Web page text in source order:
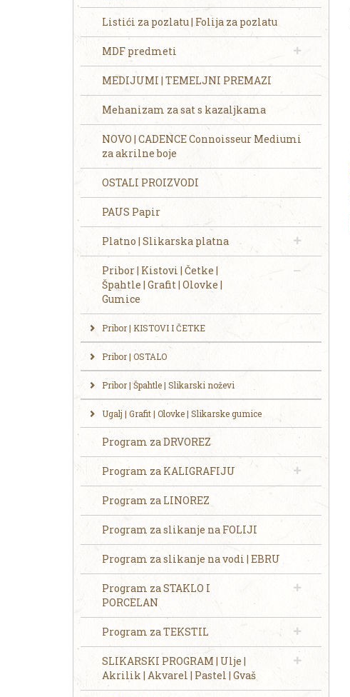
Listići za pozlatu | Folija za pozlatu
MDF predmeti
MEDIJUMI | TEMELJNI PREMAZI
Mehanizam za sat s kazaljkama
NOVO | CADENCE Connoisseur Mediumi
za akrilne boje
OSTALI PROIZVODI
PAUS Papir
Platno | Slikarska platna
Pribor | Kistovi | Četke |
Špahtle | Grafit | Olovke |
Gumice
Pribor | KISTOVI I ČETKE
Pribor | OSTALO
Pribor | Špahtle | Slikarski noževi
Ugalj | Grafit | Olovke | Slikarske gumice
Program za DRVOREZ
Program za KALIGRAFIJU
Program za LINOREZ
Program za slikanje na FOLIJI
Program za slikanje na vodi | EBRU
Program za STAKLO I
PORCELAN
Program za TEKSTIL
SLIKARSKI PROGRAM | Ulje |
Akrilik | Akvarel | Pastel | Gvaš